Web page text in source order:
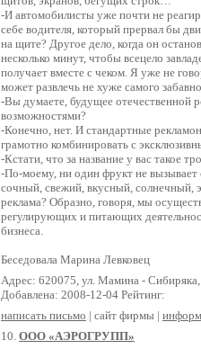
-И автомобилисты уже почти не
себе водителя, который прервал бы
на щите? Другое дело, когда он
несколько минут, чтобы всецело
получает вместе с чеком. Я уже не
может развлечь не хуже самого
-Вы думаете, будущее отечественной
возможностями?
-Конечно, нет. И стандартные
грамотно комбинировать с
-Кстати, что за название у вас такое
-По-моему, ни один фрукт не
сочный, свежий, вкусный, солнечный,
реклама? Образно, говоря, мы
регулирующих и питающих
бизнеса.
Беседовала Марина Левковец
Адрес: 620075, ул. Мамина -
Добавлена: 2008-12-04 Рейтинг:
написать письмо | сайт фирмы |
10. ООО «АЭРОГРУПП»